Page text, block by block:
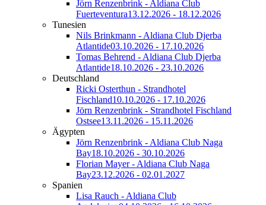
Jörn Renzenbrink - Aldiana Club
Fuerteventura13.12.2026 - 18.12.2026
Tunesien
Nils Brinkmann - Aldiana Club Djerba
Atlantide03.10.2026 - 17.10.2026
Tomas Behrend - Aldiana Club Djerba
Atlantide18.10.2026 - 23.10.2026
Deutschland
Ricki Osterthun - Strandhotel
Fischland10.10.2026 - 17.10.2026
Jörn Renzenbrink - Strandhotel Fischland
Ostsee13.11.2026 - 15.11.2026
Ägypten
Jörn Renzenbrink - Aldiana Club Naga
Bay18.10.2026 - 30.10.2026
Florian Mayer - Aldiana Club Naga
Bay23.12.2026 - 02.01.2027
Spanien
Lisa Rauch - Aldiana Club